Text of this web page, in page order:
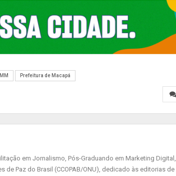
Prefeitura de Macapá
em Jornalismo, Pós-Graduando em Marketing Digital,
de Paz do Brasil (CCOPAB/ONU), dedicado às editorias de